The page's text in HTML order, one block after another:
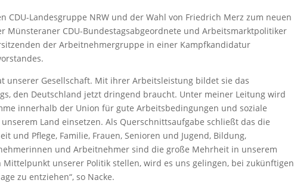
Landesgruppe NRW und der Wahl von Friedrich Merz zum neuen
Münsteraner CDU-Bundestagsabgeordnete und Arbeitsmarktpolitiker
der Arbeitnehmergruppe in einer Kampfkandidatur
unserer Gesellschaft. Mit ihrer Arbeitsleistung bildet sie das
den Deutschland jetzt dringend braucht. Unter meiner Leitung wird
innerhalb der Union für gute Arbeitsbedingungen und soziale
Land einsetzen. Als Querschnittsaufgabe schließt das die
und Pflege, Familie, Frauen, Senioren und Jugend, Bildung,
und Arbeitnehmer sind die große Mehrheit in unserem
unserer Politik stellen, wird es uns gelingen, bei zukünftigen
zu entziehen“, so Nacke.